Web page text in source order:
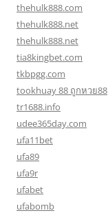
thehulk888.com
thehulk888.net
thehulk888.net
tia8kingbet.com
tkbpgg.com
tookhuay 88 ถูกหวย88
tr1688.info
udee365day.com
ufa11bet
ufa89
ufa9r
ufabet
ufabomb